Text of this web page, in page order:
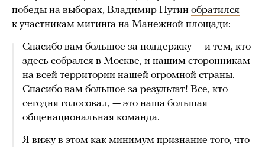
победы на выборах, Владимир Путин обратился
к участникам митинга на Манежной площади:
Спасибо вам большое за поддержку — и тем, кто
здесь собрался в Москве, и нашим сторонникам
на всей территории нашей огромной страны.
Спасибо вам большое за результат! Все, кто
сегодня голосовал, — это наша большая
общенациональная команда.
Я вижу в этом как минимум признание того, что